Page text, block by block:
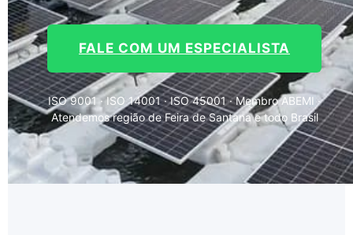
FALE COM UM ESPECIALISTA
ISO 9001 · ISO 14001 · ISO 45001 · Membro ABEMI ·
Atendemos região de Feira de Santana e todo Brasil